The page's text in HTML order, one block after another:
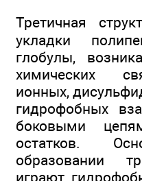
Третичная
укладки
глобулы,
химических
ионных,
гидрофобных
боковыми
остатков.
образовании
играют